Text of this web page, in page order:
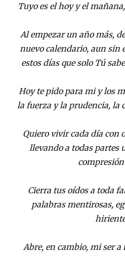
Tuyo es el hoy y el
Al empezar un año más,
nuevo calendario, aun sin
estos días que solo Tú
Hoy te pido para mi y los
la fuerza y la prudencia, la
Quiero vivir cada día con
llevando a todas partes
Cierra tus oídos a toda
palabras mentirosas,
Abre, en cambio, mi ser a